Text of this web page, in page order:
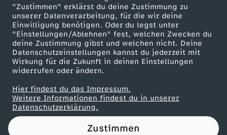
"Zustimmen" erklärst du deine Zustimmung zu
unserer Datenverarbeitung, für die wir deine
Einwilligung benötigen. Oder du legst unter
"Einstellungen/Ablehnen" fest, welchen Zwecken du
deine Zustimmung gibst und welchen nicht. Deine
Datenschutzeinstellungen kannst du jederzeit mit
Wirkung für die Zukunft in deinen Einstellungen
widerrufen oder ändern.
Hier findest du das Impressum.
Weitere Informationen findest du in unserer
Datenschutzerklärung.
Zustimmen
Ü
T
E
N
D
Werbefernsehen
Mainzelmännchen
Partner